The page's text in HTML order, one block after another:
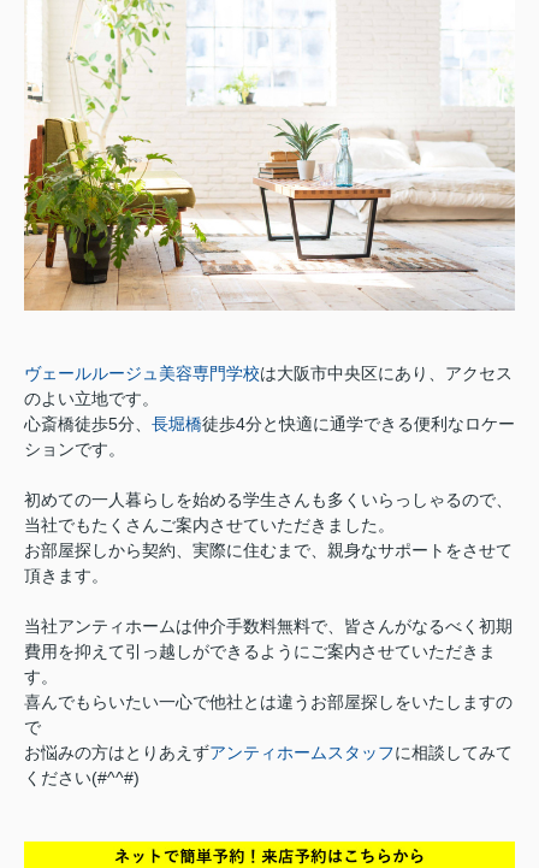
ヴェールルージュ美容専門学校は大阪市中央区にあり、アクセス
のよい立地です。
心斎橋徒歩5分、 長堀橋徒歩4分と快適に通学できる便利なロケー
ションです。
初めての一人暮らしを始める学生さんも多くいらっしゃるので、
当社でもたくさんご案内させていただきました。
お部屋探しから契約、実際に住むまで、親身なサポートをさせて
頂きます。
当社アンティホームは仲介手数料無料で、皆さんがなるべく初期
費用を抑えて引っ越しができるようにご案内させていただきま
す。
喜んでもらいたい一心で他社とは違うお部屋探しをいたしますの
で
お悩みの方はとりあえずアンティホームスタッフに相談してみて
ください(#^^#)